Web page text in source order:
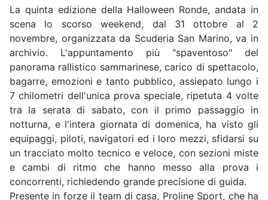
La quinta edizione della Halloween Ronde, andata in
scena lo scorso weekend, dal 31 ottobre al 2
novembre, organizzata da Scuderia San Marino, va in
archivio. L'appuntamento più "spaventoso" del
panorama rallistico sammarinese, carico di spettacolo,
bagarre, emozioni e tanto pubblico, assiepato lungo i
7 chilometri dell'unica prova speciale, ripetuta 4 volte
tra la serata di sabato, con il primo passaggio in
notturna, e l'intera giornata di domenica, ha visto gli
equipaggi, piloti, navigatori ed i loro mezzi, sfidarsi su
un tracciato molto tecnico e veloce, con sezioni miste
e cambi di ritmo che hanno messo alla prova i
concorrenti, richiedendo grande precisione di guida.
Presente in forze il team di casa, Proline Sport, che ha